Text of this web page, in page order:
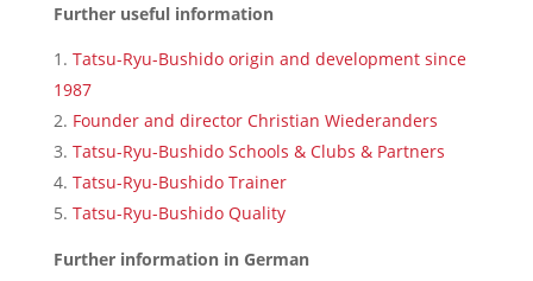
Further useful information
Tatsu-Ryu-Bushido origin and development since
1987
Founder and director Christian Wiederanders
Tatsu-Ryu-Bushido Schools & Clubs & Partners
Tatsu-Ryu-Bushido Trainer
Tatsu-Ryu-Bushido Quality
Further information in German